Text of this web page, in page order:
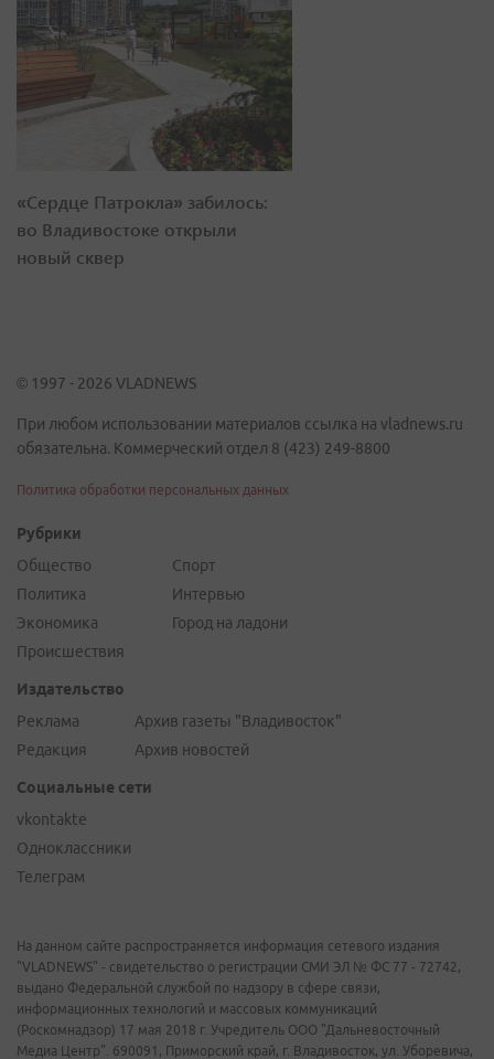
«Сердце Патрокла» забилось:
во Владивостоке открыли
новый сквер
© 1997 - 2026 VLADNEWS
При любом использовании материалов ссылка на vladnews.ru
обязательна. Коммерческий отдел 8 (423) 249-8800
Политика обработки персональных данных
Рубрики
Общество
Политика
Экономика
Происшествия
Спорт
Интервью
Город на ладони
Издательство
Реклама
Редакция
Архив газеты "Владивосток"
Архив новостей
Социальные сети
vkontakte
Одноклассники
Телеграм
На данном сайте распространяется информация сетевого издания
"VLADNEWS" - свидетельство о регистрации СМИ ЭЛ № ФС 77 - 72742,
выдано Федеральной службой по надзору в сфере связи,
информационных технологий и массовых коммуникаций
(Роскомнадзор) 17 мая 2018 г. Учредитель ООО "Дальневосточный
Медиа Центр". 690091, Приморский край, г. Владивосток, ул. Уборевича,